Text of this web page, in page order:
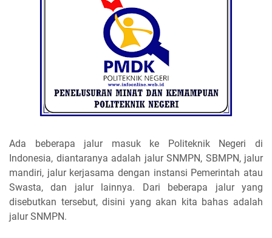
Ada beberapa jalur masuk ke Politeknik Negeri di
Indonesia, diantaranya adalah jalur SNMPN, SBMPN, jalur
mandiri, jalur kerjasama dengan instansi Pemerintah atau
Swasta, dan jalur lainnya. Dari beberapa jalur yang
disebutkan tersebut, disini yang akan kita bahas adalah
jalur SNMPN.